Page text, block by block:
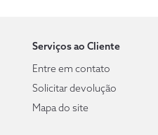
Serviços ao Cliente
Entre em contato
Solicitar devolução
Mapa do site